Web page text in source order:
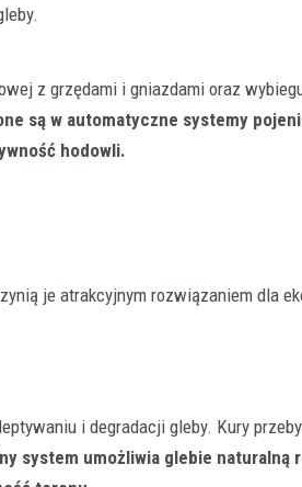
z grzędami i gniazdami oraz
są w automatyczne systemy
hodowli.
je atrakcyjnym rozwiązaniem dla
i degradacji gleby. Kury
system umożliwia glebie naturalną
29